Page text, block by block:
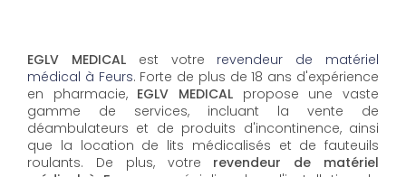
EGLV MEDICALest votre revendeur de matériel
médical à Feurs. Forte de plus de 18 ans d'expérience
en pharmacie, EGLV MEDICAL propose une vaste
gamme de services, incluant la vente de
déambulateurs et de produits d'incontinence, ainsi
que la location de lits médicalisés et de fauteuils
roulants. De plus, votre revendeur de matériel